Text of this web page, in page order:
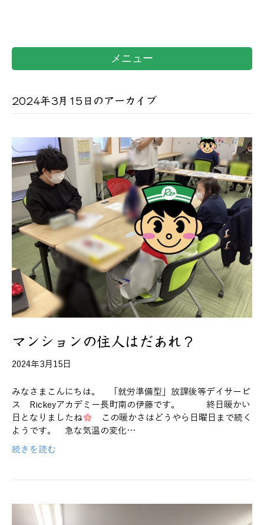
メニュー
2024年3月15日のアーカイブ
マンションの住人はだあれ？
2024年3月15日
みなさまこんにちは。 「就労準備型」放課後等デイサービ
ス Rickeyアカデミー長町南の伊藤です。 終日暖かい
日となりましたね
この暖かさはどうやら日曜日まで続く
ようです。 急な気温の変化…
続きを読む